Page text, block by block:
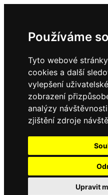
Používáme
Tyto webové
cookies a další
vylepšení
zobrazení
analýzy
zjištění zdroje
Upravit